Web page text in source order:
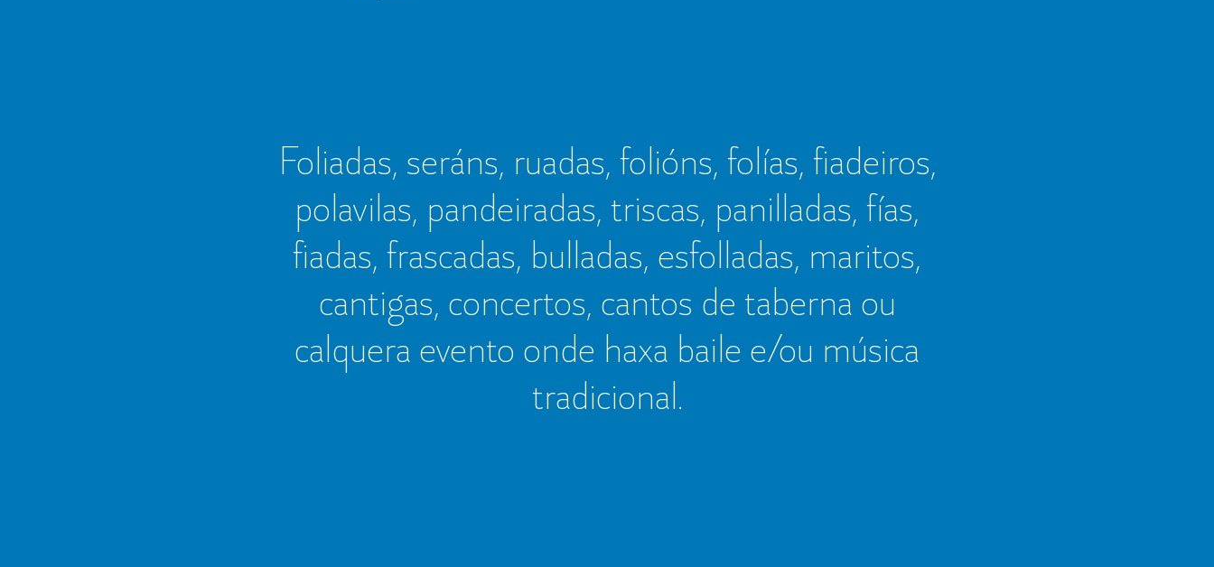
Foliadas, seráns, ruadas, folións, folías, fiadeiros,
polavilas, pandeiradas, triscas, panilladas, fías,
fiadas, frascadas, bulladas, esfolladas, maritos,
cantigas, concertos, cantos de taberna ou
calquera evento onde haxa baile e/ou música
tradicional.